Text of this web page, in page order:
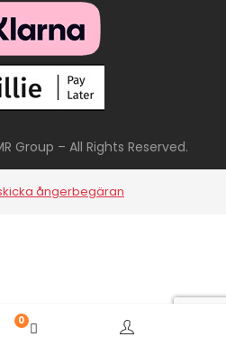
Group – All Rights Reserved.
0
ångerbegäran